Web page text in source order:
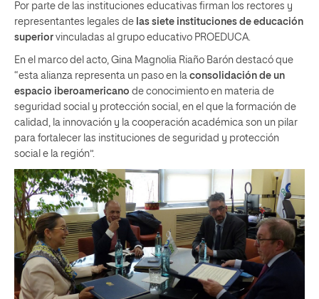
Por parte de las instituciones educativas firman los rectores y
representantes legales de las siete instituciones de educación
superior vinculadas al grupo educativo PROEDUCA.
En el marco del acto, Gina Magnolia Riaño Barón destacó que
“esta alianza representa un paso en la consolidación de un
espacio iberoamericano de conocimiento en materia de
seguridad social y protección social, en el que la formación de
calidad, la innovación y la cooperación académica son un pilar
para fortalecer las instituciones de seguridad y protección
social e la región”.